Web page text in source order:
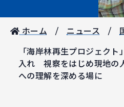
ホーム ニュース
「海岸林再生プロジェク
入れ 視察をはじめ現地の
への理解を深める場に